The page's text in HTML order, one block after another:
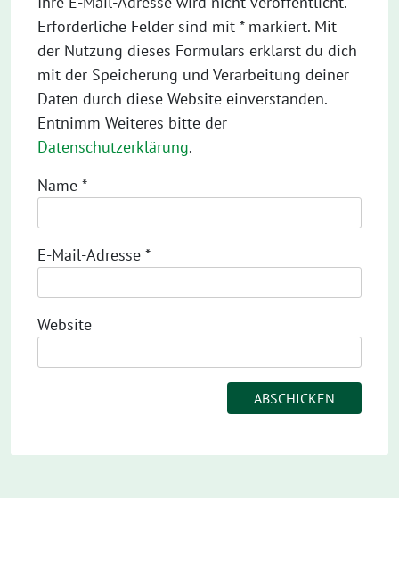
Erforderliche Felder sind mit * markiert. Mit
der Nutzung dieses Formulars erklärst du dich
mit der Speicherung und Verarbeitung deiner
Daten durch diese Website einverstanden.
Entnimm Weiteres bitte der
Datenschutzerklärung.
Name *
E-Mail-Adresse *
Website